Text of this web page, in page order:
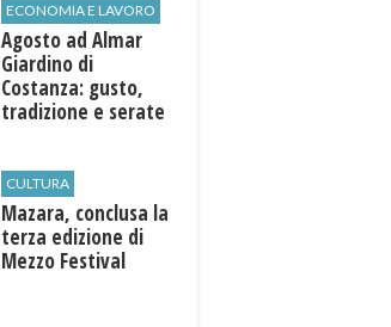
ECONOMIA E LAVORO
Agosto ad Almar
Giardino di
Costanza: gusto,
tradizione e serate
esterni
CULTURA
​Mazara, conclusa la
terza edizione di
Mezzo Festival